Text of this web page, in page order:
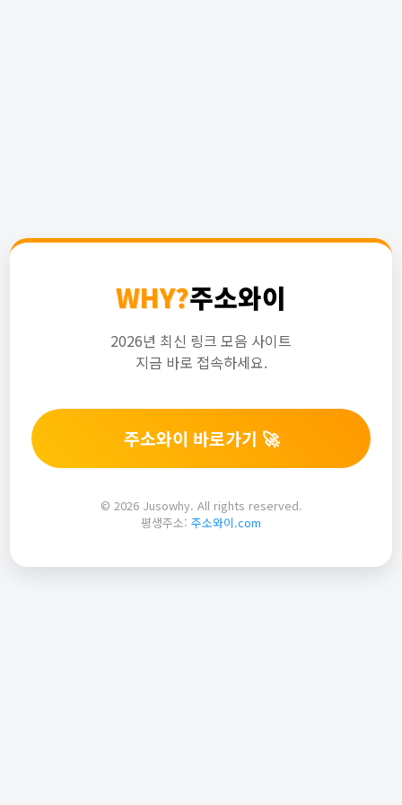
WHY?주소와이
2026년 최신 링크 모음 사이트
지금 바로 접속하세요.
주소와이 바로가기 🚀
© 2026 Jusowhy. All rights reserved.
평생주소: 주소와이.com